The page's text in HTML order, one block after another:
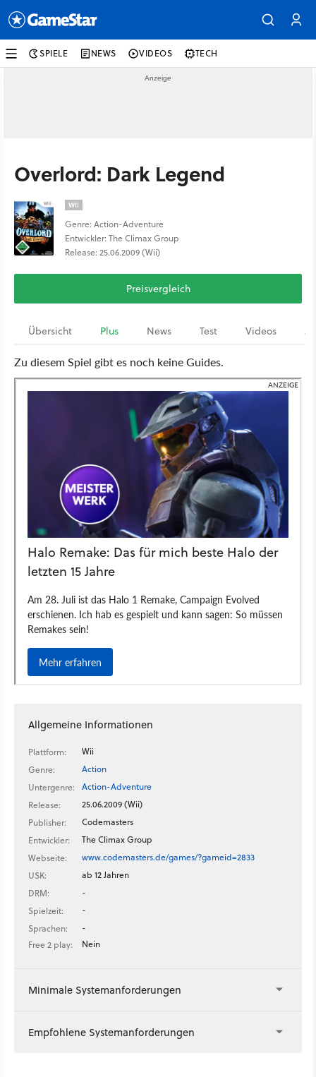
SPIELE NEWS VIDEOS TECH
Overlord: Dark Legend
WII
Genre: Action-Adventure
Entwickler: The Climax Group
Release: 25.06.2009 (Wii)
Preisvergleich
Übersicht Plus News Test Videos
Zu diesem Spiel gibt es noch keine Guides.
Allgemeine Informationen
Plattform:
Wii
Genre:
Action
Untergenre:
Action-Adventure
Release:
25.06.2009 (Wii)
Publisher:
Codemasters
Entwickler:
The Climax Group
Webseite:
www.codemasters.de/games/?gameid=2833
USK:
ab 12 Jahren
DRM:
-
Spielzeit:
-
Sprachen:
-
Free 2 play:
Nein
Minimale Systemanforderungen
Empfohlene Systemanforderungen